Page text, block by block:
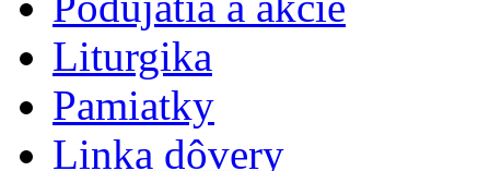
Liturgika
Pamiatky
Linka dôvery